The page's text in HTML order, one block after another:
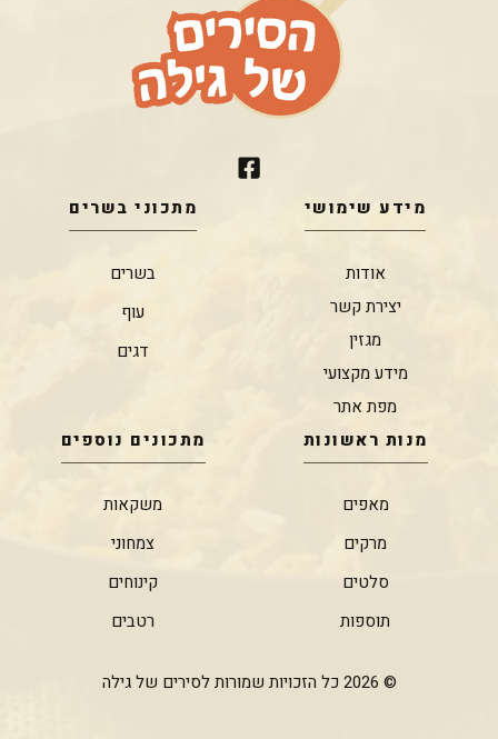
מידע שימושי
אודות
יצירת קשר
מגזין
מידע מקצועי
מפת אתר
מתכוני בשרים
בשרים
עוף
דגים
מנות ראשונות
מאפים
מרקים
סלטים
תוספות
מתכונים נוספים
משקאות
צמחוני
קינוחים
רטבים
© 2026 כל הזכויות שמורות לסירים של גילה